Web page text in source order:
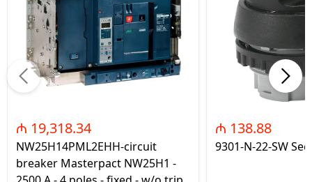
₼ 19,318.34
NW25H14PML2EHH-circuit
breaker Masterpact NW25H1 -
₼ 138.88
9301-N-22-SW